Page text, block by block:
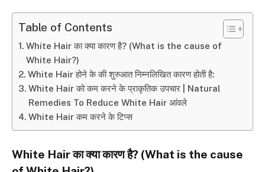
Table of Contents
White Hair का क्या कारण है? (What is the cause of
White Hair?)
White Hair होने के की शुरुआत निम्नलिखित कारण होती है:
White Hair को कम करने के प्राकृतिक उपचार | Natural
Remedies To Reduce White Hair आंवले
White Hair कम करने के टिप्स
White Hairका क्या कारण है? (What is the cause